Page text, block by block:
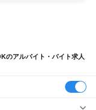
のアルバイト・バイト求人